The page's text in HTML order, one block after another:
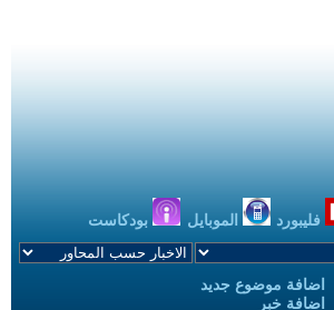
فليبورد الموبايل بودكاست
اضافة موضوع جديد
اضافة خبر